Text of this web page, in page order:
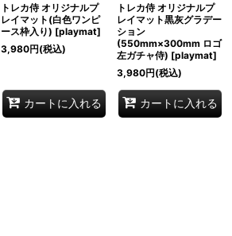
トレカ侍 オリジナルプ
レイマット(白色ワンピ
ース枠入り) [playmat]
3,980円(税込)
カートに入れる
トレカ侍 オリジナルプ
レイマット黒灰グラデー
ション
(550mm×300mm ロゴ
左ガチャ侍) [playmat]
3,980円(税込)
カートに入れる